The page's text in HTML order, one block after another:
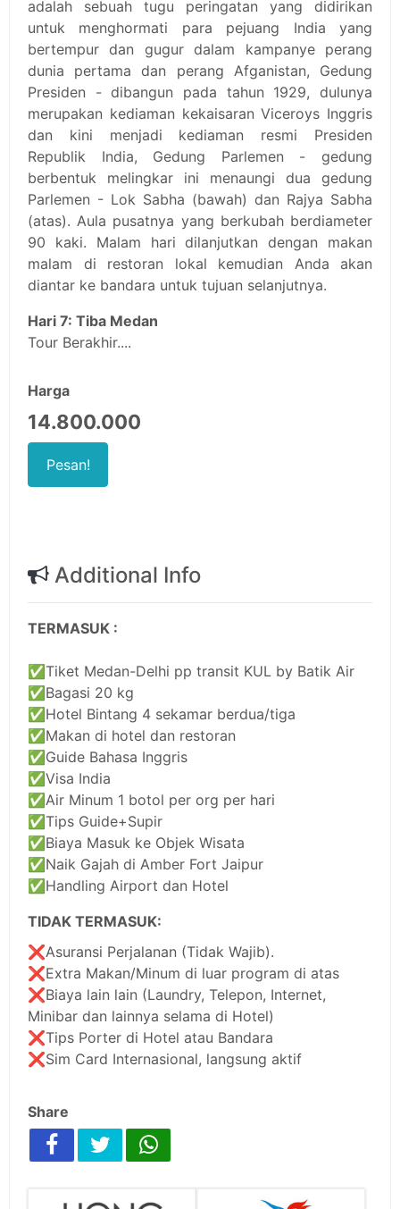
adalah sebuah tugu peringatan yang didirikan
untuk menghormati para pejuang India yang
bertempur dan gugur dalam kampanye perang
dunia pertama dan perang Afganistan, Gedung
Presiden - dibangun pada tahun 1929, dulunya
merupakan kediaman kekaisaran Viceroys Inggris
dan kini menjadi kediaman resmi Presiden
Republik India, Gedung Parlemen - gedung
berbentuk melingkar ini menaungi dua gedung
Parlemen - Lok Sabha (bawah) dan Rajya Sabha
(atas). Aula pusatnya yang berkubah berdiameter
90 kaki. Malam hari dilanjutkan dengan makan
malam di restoran lokal kemudian Anda akan
diantar ke bandara untuk tujuan selanjutnya.
Hari 7: Tiba Medan
Tour Berakhir....
Harga
14.800.000
Pesan!
Additional Info
TERMASUK :
✅Tiket Medan-Delhi pp transit KUL by Batik Air
✅Bagasi 20 kg
✅Hotel Bintang 4 sekamar berdua/tiga
✅Makan di hotel dan restoran
✅Guide Bahasa Inggris
✅Visa India
✅Air Minum 1 botol per org per hari
✅Tips Guide+Supir
✅Biaya Masuk ke Objek Wisata
✅Naik Gajah di Amber Fort Jaipur
✅Handling Airport dan Hotel
TIDAK TERMASUK:
❌Asuransi Perjalanan (Tidak Wajib).
❌Extra Makan/Minum di luar program di atas
❌Biaya lain lain (Laundry, Telepon, Internet,
Minibar dan lainnya selama di Hotel)
❌Tips Porter di Hotel atau Bandara
❌Sim Card Internasional, langsung aktif
Share